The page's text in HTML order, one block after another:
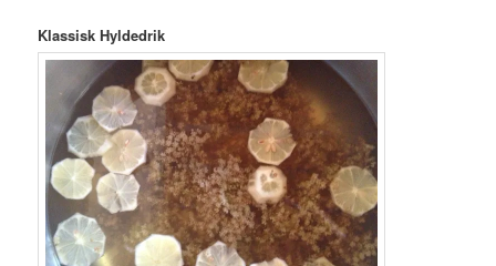
Klassisk Hyldedrik